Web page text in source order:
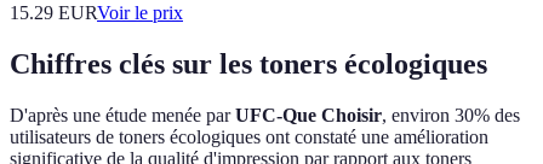
15.29 EURVoir le prix
Chiffres clés sur les toners écologiques
D'après une étude menée parUFC-Que Choisir, environ 30% des
utilisateurs de toners écologiques ont constaté une amélioration
significative de la qualité d'impression par rapport aux toners